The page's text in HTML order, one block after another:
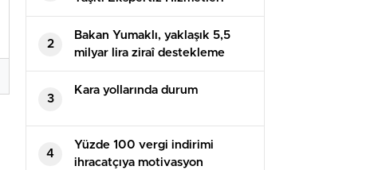
Hakkında Yönetmelik Taslağı”
değerlendirmesi
2
Bakan Yumaklı, yaklaşık 5,5
milyar lira ziraî destekleme
ödemesinin bugün yapılacağını
bildirdi
3
Kara yollarında durum
4
Yüzde 100 vergi indirimi
ihracatçıya motivasyon